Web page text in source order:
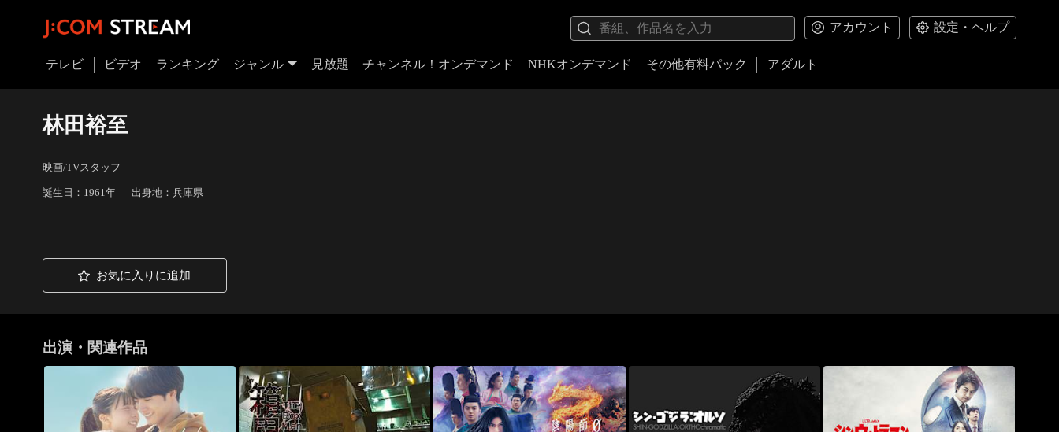
アカウント 設定・ヘルプ
テレビ ビデオ ランキング ジャンル 見放題 チャンネル！オンデマンド NHKオンデマンド その他有料パック アダルト
林田裕至
映画/TVスタッフ
誕生日：1961年 出身地：兵庫県
お気に入りに追加
出演・関連作品